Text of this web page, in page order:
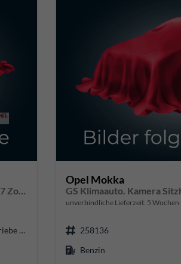
GS Klimaauto. Kamera Sitzheizung v. PDC hinten 17 Zoll LM
Doppelkupplungsgetriebe (DSG)
Opel Mokka
unverbindliche Lieferzeit: 5 Wochen
258136
Benzin